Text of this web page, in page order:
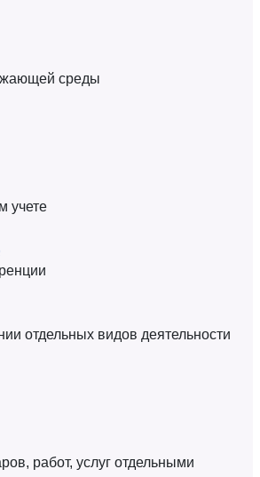
среды
учете
отдельных видов деятельности
работ, услуг отдельными